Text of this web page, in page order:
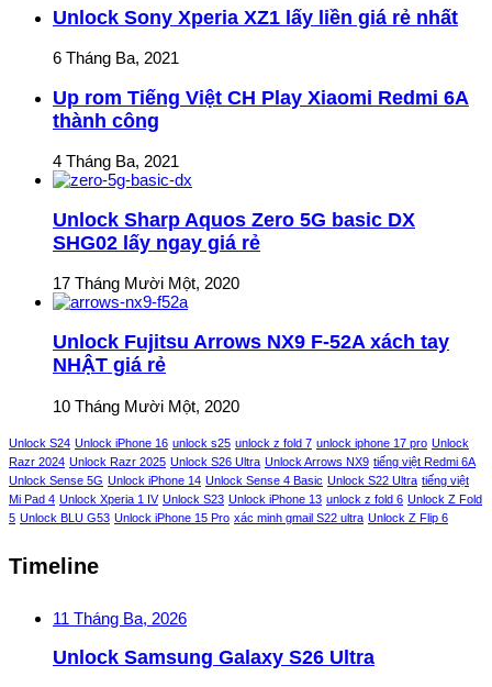
Unlock Sony Xperia XZ1 lấy liền giá rẻ nhất
6 Tháng Ba, 2021
Up rom Tiếng Việt CH Play Xiaomi Redmi 6A
thành công
4 Tháng Ba, 2021
Unlock Sharp Aquos Zero 5G basic DX
SHG02 lấy ngay giá rẻ
17 Tháng Mười Một, 2020
Unlock Fujitsu Arrows NX9 F-52A xách tay
NHẬT giá rẻ
10 Tháng Mười Một, 2020
Unlock S24 Unlock iPhone 16 unlock s25 unlock z fold 7 unlock iphone 17 pro Unlock
Razr 2024 Unlock Razr 2025 Unlock S26 Ultra Unlock Arrows NX9 tiếng việt Redmi 6A
Unlock Sense 5G Unlock iPhone 14 Unlock Sense 4 Basic Unlock S22 Ultra tiếng việt
Mi Pad 4 Unlock Xperia 1 IV Unlock S23 Unlock iPhone 13 unlock z fold 6 Unlock Z Fold
5 Unlock BLU G53 Unlock iPhone 15 Pro xác minh gmail S22 ultra Unlock Z Flip 6
Timeline
11 Tháng Ba, 2026
Unlock Samsung Galaxy S26 Ultra